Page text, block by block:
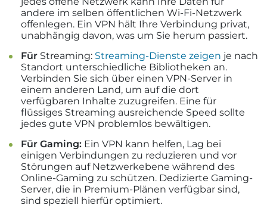
andere im selben öffentlichen Wi-Fi-Netzwerk
offenlegen. Ein VPN hält Ihre Verbindung privat,
unabhängig davon, was um Sie herum passiert.
Für Streaming: Streaming-Dienste zeigen je nach
Standort unterschiedliche Bibliotheken an.
Verbinden Sie sich über einen VPN-Server in
einem anderen Land, um auf die dort
verfügbaren Inhalte zuzugreifen. Eine für
flüssiges Streaming ausreichende Speed sollte
jedes gute VPN problemlos bewältigen.
Für Gaming: Ein VPN kann helfen, Lag bei
einigen Verbindungen zu reduzieren und vor
Störungen auf Netzwerkebene während des
Online-Gaming zu schützen. Dedizierte Gaming-
Server, die in Premium-Plänen verfügbar sind,
sind speziell hierfür optimiert.